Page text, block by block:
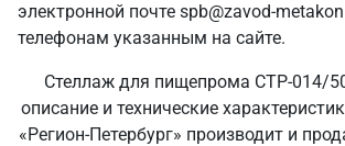
электронной почте spb@zavod-
телефонам указанным на сайте.
Стеллаж для пищепрома СТР-014/
описание и технические
«Регион-Петербург» производит и